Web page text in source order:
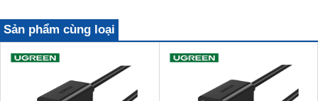
Sản phẩm cùng loại